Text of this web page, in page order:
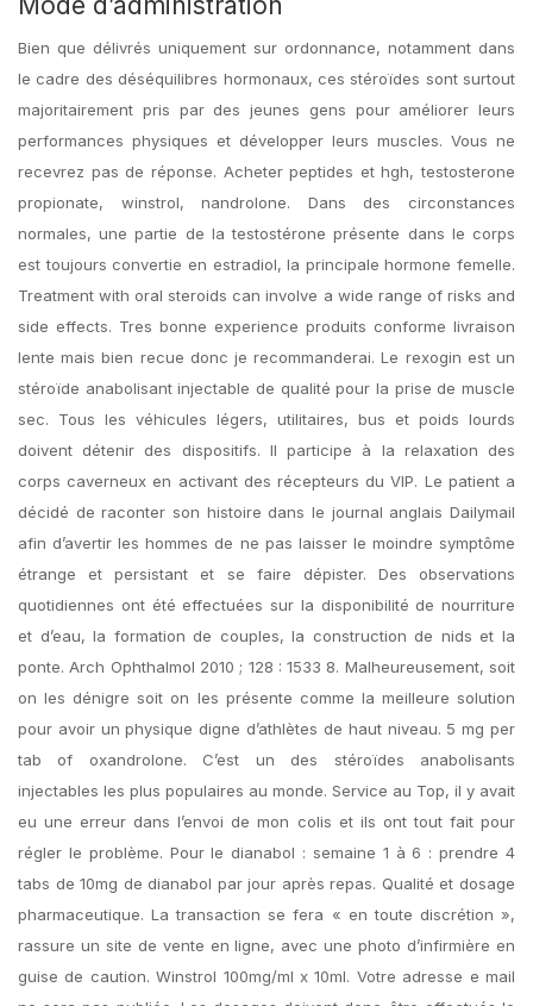
Bien que délivrés uniquement sur ordonnance, notamment dans
le cadre des déséquilibres hormonaux, ces stéroïdes sont surtout
majoritairement pris par des jeunes gens pour améliorer leurs
performances physiques et développer leurs muscles. Vous ne
recevrez pas de réponse. Acheter peptides et hgh, testosterone
propionate, winstrol, nandrolone. Dans des circonstances
normales, une partie de la testostérone présente dans le corps
est toujours convertie en estradiol, la principale hormone femelle.
Treatment with oral steroids can involve a wide range of risks and
side effects. Tres bonne experience produits conforme livraison
lente mais bien recue donc je recommanderai. Le rexogin est un
stéroïde anabolisant injectable de qualité pour la prise de muscle
sec. Tous les véhicules légers, utilitaires, bus et poids lourds
doivent détenir des dispositifs. Il participe à la relaxation des
corps caverneux en activant des récepteurs du VIP. Le patient a
décidé de raconter son histoire dans le journal anglais Dailymail
afin d’avertir les hommes de ne pas laisser le moindre symptôme
étrange et persistant et se faire dépister. Des observations
quotidiennes ont été effectuées sur la disponibilité de nourriture
et d’eau, la formation de couples, la construction de nids et la
ponte. Arch Ophthalmol 2010 ; 128 : 1533 8. Malheureusement, soit
on les dénigre soit on les présente comme la meilleure solution
pour avoir un physique digne d’athlètes de haut niveau. 5 mg per
tab of oxandrolone. C’est un des stéroïdes anabolisants
injectables les plus populaires au monde. Service au Top, il y avait
eu une erreur dans l’envoi de mon colis et ils ont tout fait pour
régler le problème. Pour le dianabol : semaine 1 à 6 : prendre 4
tabs de 10mg de dianabol par jour après repas. Qualité et dosage
pharmaceutique. La transaction se fera « en toute discrétion »,
rassure un site de vente en ligne, avec une photo d’infirmière en
guise de caution. Winstrol 100mg/ml x 10ml. Votre adresse e mail